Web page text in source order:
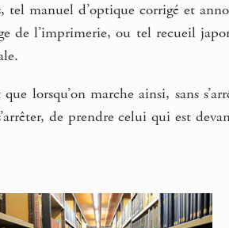
tel manuel d’optique corrigé et
de l’imprimerie, ou tel recueil
lorsqu’on marche ainsi, sans
de prendre celui qui est